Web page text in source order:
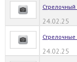
24.02.25
24.02.25